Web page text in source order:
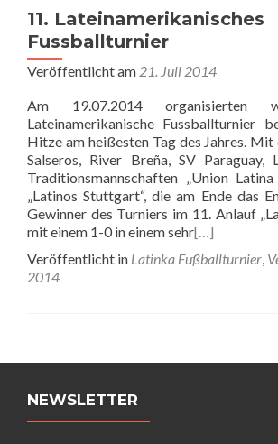
11. Lateinamerikanisches
Fussballturnier
Veröffentlicht am 21. Juli 2014
Am 19.07.2014
Lateinamerikanische Fussballturnier
Hitze am heißesten Tag des Jahres. Mit
Salseros, River Breña, SV Paraguay,
Traditionsmannschaften „Union
„Latinos Stuttgart“, die am Ende das
Gewinner des Turniers im 11. Anlauf
mit einem 1-0 in einem sehr[…]
Veröffentlicht in Latinka Fußballturnier,
2014
Beitrags-
Navigation
NEWSLETTER